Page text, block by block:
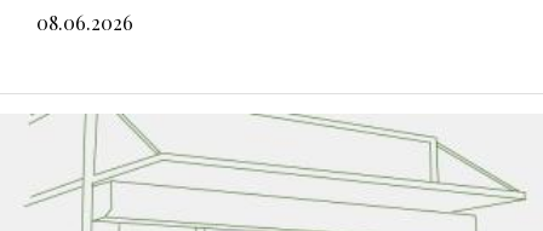
08.06.2026